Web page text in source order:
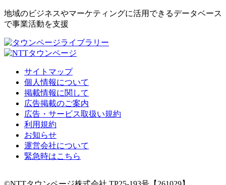
地域のビジネスやマーケティングに活用できるデータベース
で事業活動を支援
サイトマップ
個人情報について
掲載情報に関して
広告掲載のご案内
広告・サービス取扱い規約
利用規約
お知らせ
運営会社について
緊急時はこちら